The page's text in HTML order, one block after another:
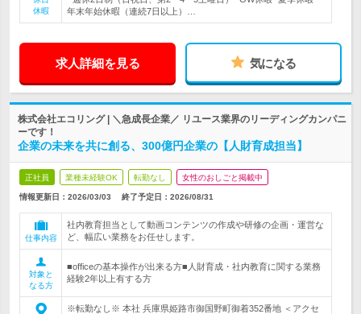
休暇
年末年始休暇（連続7日以上）…
求人詳細を見る 気になる
株式会社エコリング | ＼急成長企業／ リユース業界のリーディングカンパニ
ーです！
企業の未来を共に創る、300億円企業の【人財育成担当】
正社員 業種未経験OK 転勤なし 女性のおしごと掲載中
情報更新日：2026/03/03 終了予定日： 2026/08/31
仕事内容
社内教育担当として動画コンテンツの作成や研修の企画・運営な
ど、幅広い業務をお任せします。
対象と
なる方
■officeの基本操作が出来る方■人財育成・社内教育に関する業務
経験2年以上有する方
※転勤なし※ 本社 兵庫県姫路市御国野町御着352番地 ＜アクセ